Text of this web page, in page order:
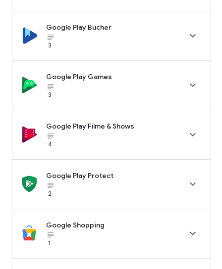
Google Play Bücher
subject_black
3

Google Play Games
subject_black
3

Google Play Filme & Shows
subject_black
4

Google Play Protect
subject_black
2

Google Shopping
subject_black
1
